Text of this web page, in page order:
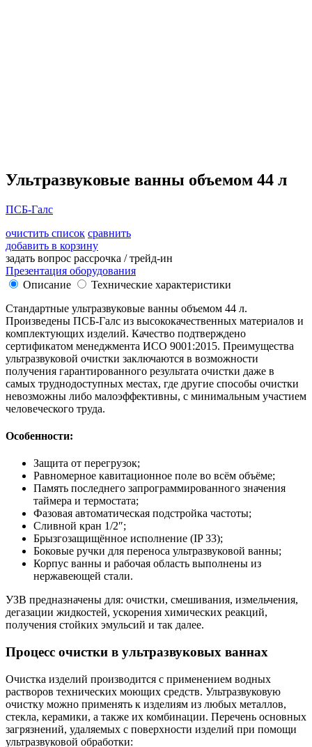
Ультразвуковые ванны объемом 44 л
ПСБ-Галс
очистить список сравнить
добавить в корзину
задать вопрос рассрочка / трейд-ин
Презентация оборудования
Описание
Технические характеристики
Стандартные ультразвуковые ванны объемом 44 л.
Произведены ПСБ-Галс из высококачественных материалов и
комплектующих изделий. Качество подтверждено
сертификатом менеджмента ИСО 9001:2015. Преимущества
ультразвуковой очистки заключаются в возможности
получения гарантированного результата очистки даже в
самых труднодоступных местах, где другие способы очистки
невозможны либо малоэффективны, с минимальным участием
человеческого труда.
Особенности:
Защита от перегрузок;
Равномерное кавитационное поле во всём объёме;
Память последнего запрограммированного значения
таймера и термостата;
Фазовая автоматическая подстройка частоты;
Сливной кран 1/2″;
Брызгозащищённое исполнение (IP 33);
Боковые ручки для переноса ультразвуковой ванны;
Корпус ванны и рабочая область выполнены из
нержавеющей стали.
УЗВ предназначены для: очистки, смешивания, измельчения,
дегазации жидкостей, ускорения химических реакций,
получения стойких эмульсий и так далее.
Процесс очистки в ультразвуковых ваннах
Очистка изделий производится с применением водных
растворов технических моющих средств. Ультразвуковую
очистку можно применять к изделиям из любых металлов,
стекла, керамики, а также их комбинации. Перечень основных
загрязнений, удаляемых с поверхности изделий при помощи
ультразвуковой обработки: